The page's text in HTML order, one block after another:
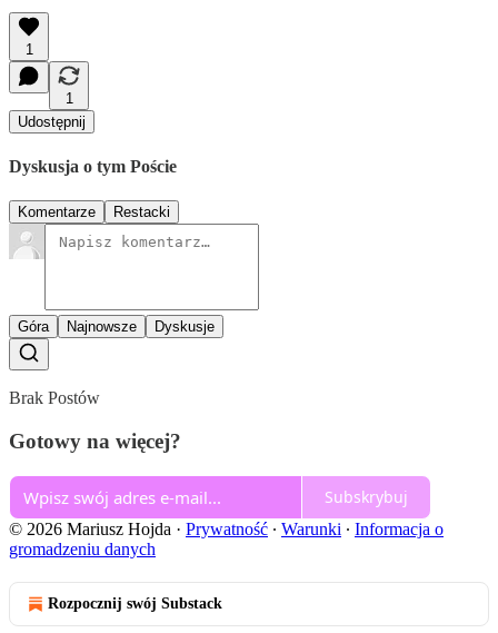
1
1
Udostępnij
Dyskusja o tym Poście
Komentarze Restacki
Góra Najnowsze Dyskusje
Brak Postów
Gotowy na więcej?
Subskrybuj
© 2026 Mariusz Hojda · Prywatność ∙ Warunki ∙ Informacja o
gromadzeniu danych
Rozpocznij swój Substack